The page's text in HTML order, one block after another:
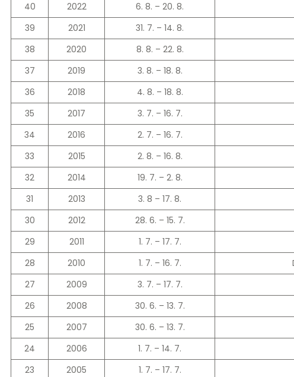
40
2022 6. 8. –⁠ 20. 8.
39
2021 31. 7. –⁠ 14. 8.
38
2020 8. 8. –⁠ 22. 8.
37
2019 3. 8. –⁠ 18. 8.
36
2018 4. 8. –⁠ 18. 8.
35
2017 3. 7. –⁠ 16. 7.
34
2016 2. 7. –⁠ 16. 7.
33
2015 2. 8. –⁠ 16. 8.
32
2014 19. 7. –⁠ 2. 8.
31
2013 3. 8 –⁠ 17. 8.
30
2012 28. 6. –⁠ 15. 7.
29
2011 1. 7. –⁠ 17. 7.
28
2010 1. 7. –⁠ 16. 7.
27
2009 3. 7. –⁠ 17. 7.
26
2008 30. 6. –⁠ 13. 7.
25
2007 30. 6. –⁠ 13. 7.
24
2006 1. 7. –⁠ 14. 7.
23
2005 1. 7. –⁠ 17. 7.